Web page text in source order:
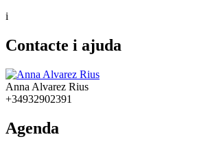
i
Contacte i ajuda
Anna Alvarez Rius
+34932902391
Agenda